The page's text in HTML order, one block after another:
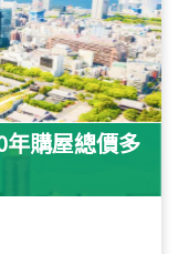
年購屋總價多